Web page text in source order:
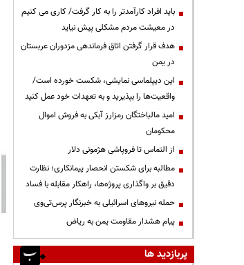
باید افراد کارآمدتر را به کار گرفت/ کاری می کنیم
در معیشت مردم مشکلی پیش نیاید
هدف قرار گرفتن اتاق‌ فرماندهی مزدوران عربستان
در یمن
این دیپلماسی نمایشی، شکست خورده است/
واقعیت‌ها را بپذیرید و به تعهدات خود عمل کنید
امید مالباختگان رمزارز آبکی به فروش اموال
محکومان
از التماس تا فروپاشی هژمونی دلار
مطالبه برای شکستن انحصار پیمانکاری؛ نظارت
دقیق بر واگذاری پروژه‌ها، راهکار مقابله با فساد
حمله نیروهای اسرائیلی به خبرنگار پرس‌تی‌وی
پیام هشدار مقاومت یمن به ریاض
پربازدید ها